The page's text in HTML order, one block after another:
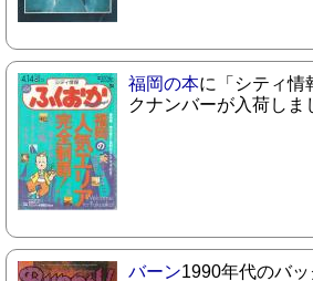
福岡の本に「シティ情
クナンバーが入荷しま
バーン1990年代のバ